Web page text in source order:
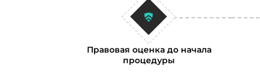
Правовая оценка до начала
процедуры